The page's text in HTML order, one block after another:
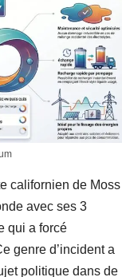
californien de Moss
avec ses 3
qui a forcé
genre d’incident a
politique dans de